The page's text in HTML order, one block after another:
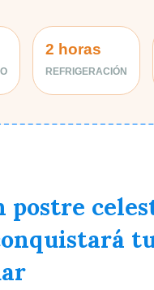
2 horas
REFRIGERACIÓN
postre